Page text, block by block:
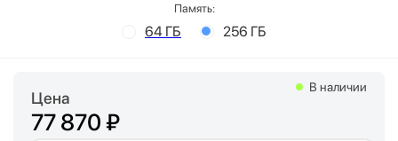
Память:
64 ГБ 256 ГБ
Цена
77 870 ₽
В наличии